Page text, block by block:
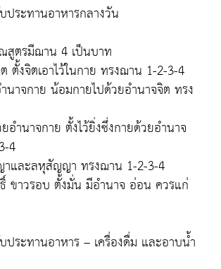
ประทานอาหารกลางวัน
สูตรมีฌาน 4 เป็นบาท
ตั้งจิตเอาไว้ในกาย ทรงฌาน 1-2-3-4
นาจกาย น้อมกายไปด้วยอำนาจจิต ทรง
อำนาจกาย ตั้งไว้ยิ่งซึ่งกายด้วยอำนาจ
4
และลหุสัญญา ทรงฌาน 1-2-3-4
ขาวรอบ ตั้งมั่น มีอำนาจ อ่อน ควรแก่
ประทานอาหาร – เครื่องดื่ม และอาบน้ำ